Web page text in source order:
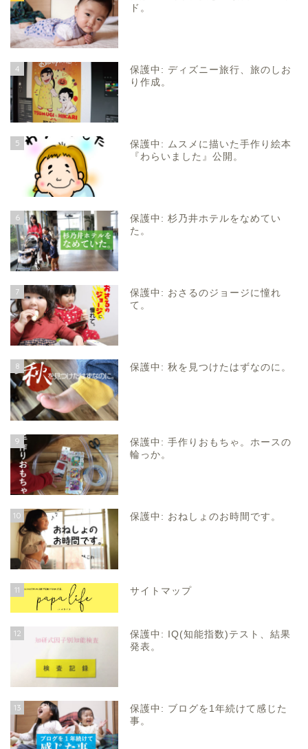
ド。
4
保護中: ディズニー旅行、旅のしお
り作成。
5
保護中: ムスメに描いた手作り絵本
『わらいました』公開。
6
保護中: 杉乃井ホテルをなめてい
た。
7
保護中: おさるのジョージに憧れ
て。
8 保護中: 秋を見つけたはずなのに。
9
保護中: 手作りおもちゃ。ホースの
輪っか。
10 保護中: おねしょのお時間です。
11 サイトマップ
12
保護中: IQ(知能指数)テスト、結果
発表。
13
保護中: ブログを1年続けて感じた
事。